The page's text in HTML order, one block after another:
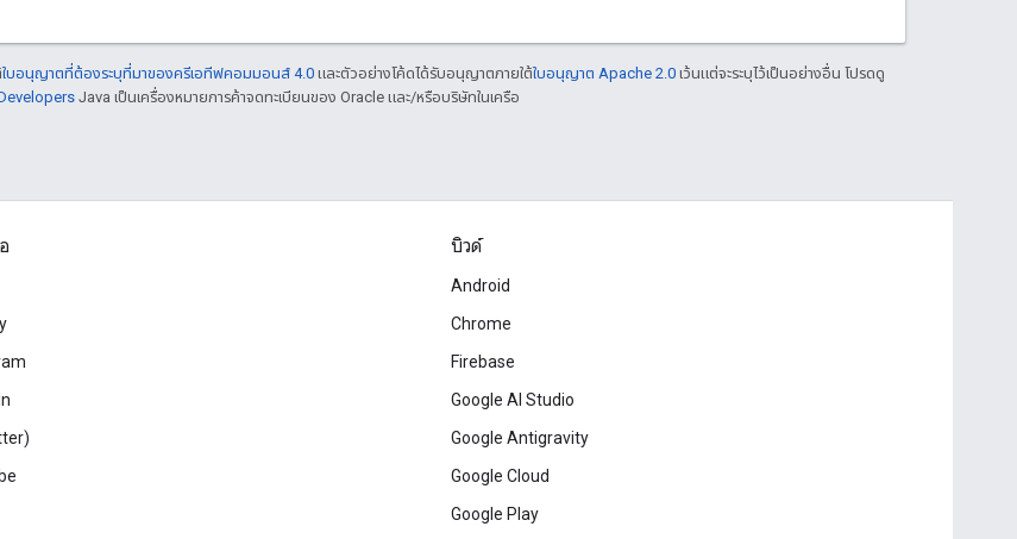
ใบอนุญาตที่ต้องระบุที่มาของครีเอทีฟคอมมอนส์ 4.0 และตัวอย่างโค้ดได้รับอนุญาตภายใต้ใบอนุญาต Apache 2.0 เว้นแต่จะระบุไว้เป็นอย่างอื่น โปรดดู
Java เป็นเครื่องหมายการค้าจดทะเบียนของ Oracle และ/หรือบริษัทในเครือ
บิวด์
Android
Chrome
Firebase
Google AI Studio
Google Antigravity
Google Cloud
Google Play